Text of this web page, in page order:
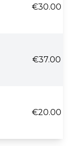
€30.00
€37.00
€20.00